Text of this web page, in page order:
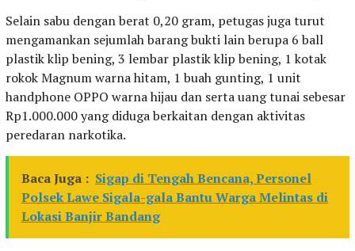
Selain sabu dengan berat 0,20 gram, petugas juga turut
mengamankan sejumlah barang bukti lain berupa 6 ball
plastik klip bening, 3 lembar plastik klip bening, 1 kotak
rokok Magnum warna hitam, 1 buah gunting, 1 unit
handphone OPPO warna hijau dan serta uang tunai sebesar
Rp1.000.000 yang diduga berkaitan dengan aktivitas
peredaran narkotika.
Baca Juga : Sigap di Tengah Bencana, Personel
Polsek Lawe Sigala-gala Bantu Warga Melintas di
Lokasi Banjir Bandang